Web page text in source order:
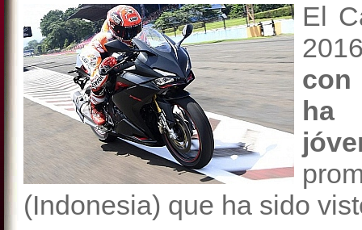
El
con
ha
(Indonesia) que ha sido